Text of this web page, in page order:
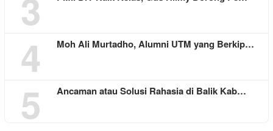
4 Moh Ali Murtadho, Alumni UTM yang Berkip…
5 Ancaman atau Solusi Rahasia di Balik Kab…